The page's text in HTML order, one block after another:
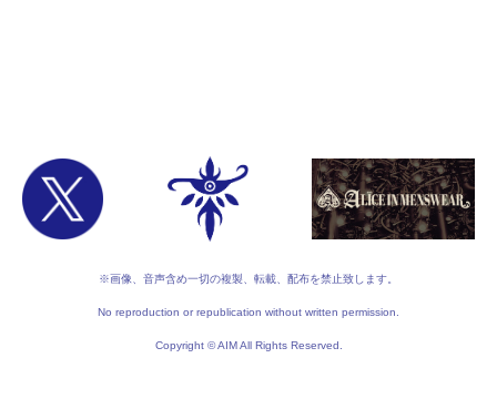
※画像、音声含め一切の複製、転載、配布を禁止致します。
No reproduction or republication without written permission.
Copyright © AIM All Rights Reserved.